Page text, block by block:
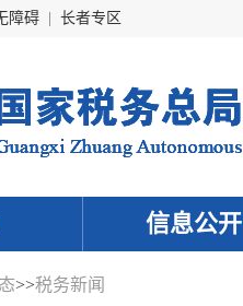
障碍 长者专区
信息公开
>>税务新闻